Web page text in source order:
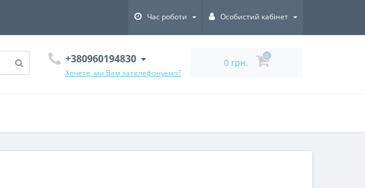
Час роботи Особистий кабінет
+380960194830
Хочете, ми Вам зателефонуємо?
0 грн.
0